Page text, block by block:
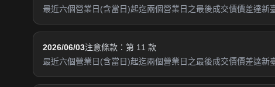
最近六個營業日(含當日)起迄兩個營業日之最後成交價價差達新
2026/06/03注意條款：第 11 款
最近六個營業日(含當日)起迄兩個營業日之最後成交價價差達新